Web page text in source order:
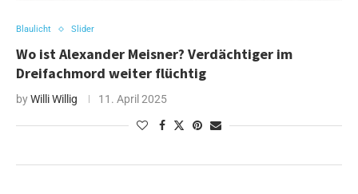
Blaulicht Slider
Wo ist Alexander Meisner? Verdächtiger im
Dreifachmord weiter flüchtig
byWilli Willig 11. April 2025